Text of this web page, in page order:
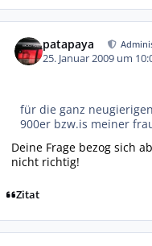
patapaya
25. Januar 2009 um
für die ganz
900er bzw.is meiner
Deine Frage bezog sich
nicht richtig!
Zitat